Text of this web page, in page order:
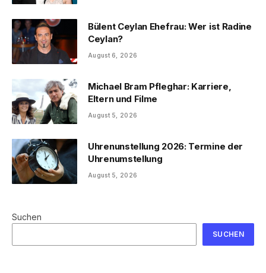
Bülent Ceylan Ehefrau: Wer ist Radine
Ceylan?
August 6, 2026
Michael Bram Pfleghar: Karriere,
Eltern und Filme
August 5, 2026
Uhrenunstellung 2026: Termine der
Uhrenumstellung
August 5, 2026
Suchen
SUCHEN